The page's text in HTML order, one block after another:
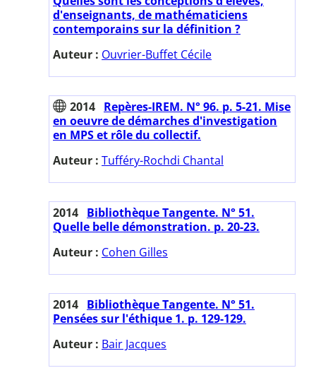
d'enseignants, de mathématiciens
contemporains sur la définition ?
Auteur : Ouvrier-Buffet Cécile
2014 Repères-IREM. N° 96. p. 5-21. Mise
en oeuvre de démarches d'investigation
en MPS et rôle du collectif.
Auteur : Tufféry-Rochdi Chantal
2014 Bibliothèque Tangente. N° 51.
Quelle belle démonstration. p. 20-23.
Auteur : Cohen Gilles
2014 Bibliothèque Tangente. N° 51.
Pensées sur l'éthique 1. p. 129-129.
Auteur : Bair Jacques